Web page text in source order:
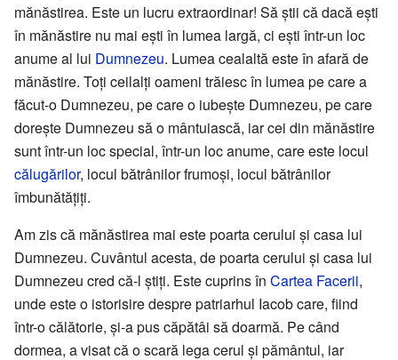
mănăstirea. Este un lucru extraordinar! Să știi că dacă ești
în mănăstire nu mai ești în lumea largă, ci ești într-un loc
anume al lui Dumnezeu. Lumea cealaltă este în afară de
mănăstire. Toți ceilalți oameni trăiesc în lumea pe care a
făcut-o Dumnezeu, pe care o iubește Dumnezeu, pe care
dorește Dumnezeu să o mântuiască, iar cei din mănăstire
sunt într-un loc special, într-un loc anume, care este locul
călugărilor, locul bătrânilor frumoși, locul bătrânilor
îmbunătățiți.
Am zis că mănăstirea mai este poarta cerului și casa lui
Dumnezeu. Cuvântul acesta, de poarta cerului și casa lui
Dumnezeu cred că-l știți. Este cuprins în Cartea Facerii,
unde este o istorisire despre patriarhul Iacob care, fiind
într-o călătorie, și-a pus căpătâi să doarmă. Pe când
dormea, a visat că o scară lega cerul și pământul, iar